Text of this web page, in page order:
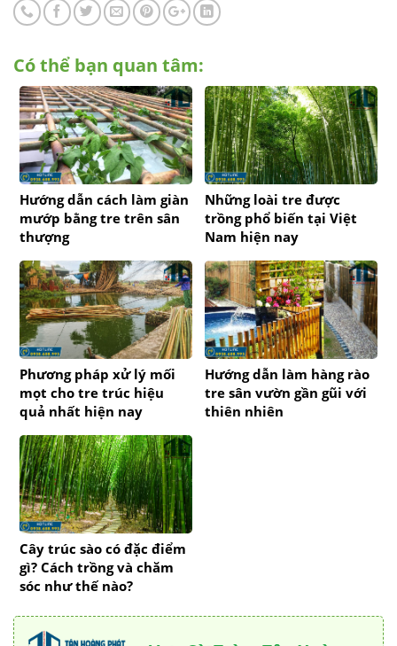
Có thể bạn quan tâm:
Hướng dẫn cách làm giàn
mướp bằng tre trên sân
thượng
Những loài tre được
trồng phổ biến tại Việt
Nam hiện nay
Phương pháp xử lý mối
mọt cho tre trúc hiệu
quả nhất hiện nay
Hướng dẫn làm hàng rào
tre sân vườn gần gũi với
thiên nhiên
Cây trúc sào có đặc điểm
gì? Cách trồng và chăm
sóc như thế nào?